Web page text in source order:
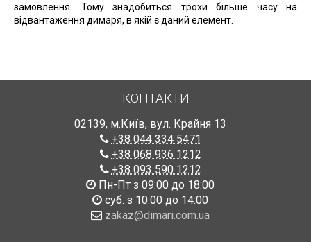
замовлення. Тому знадобиться трохи більше часу на
відвантаження димаря, в якій є даний елемент.
КОНТАКТИ
02139, м.Київ, вул. Крайня 13
+38 044 334 5471
+38 068 936 1212
+38 093 590 1212
Пн-Пт з 09:00 до 18:00
суб. з 10:00 до 14:00
zakaz@dimari.com.ua